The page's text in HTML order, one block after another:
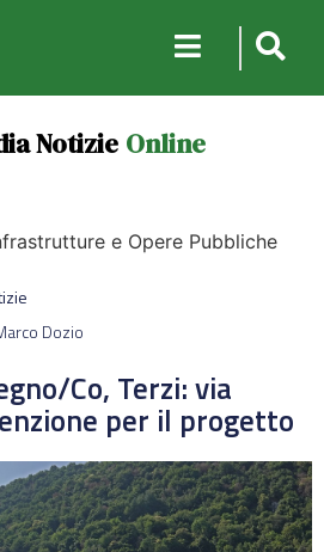
Notizie Online
e Opere Pubbliche
Dozio
Co, Terzi: via
per il progetto